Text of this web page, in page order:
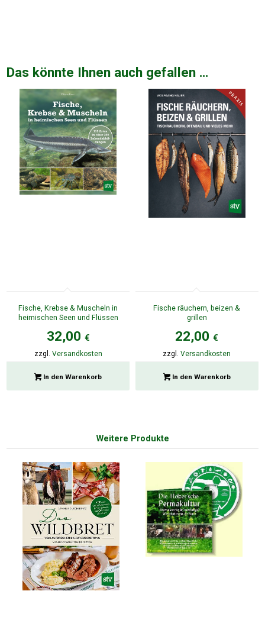
Das könnte Ihnen auch gefallen …
Fische, Krebse & Muscheln in
heimischen Seen und Flüssen
32,00 €
zzgl. Versandkosten
In den Warenkorb
Fische räuchern, beizen &
grillen
22,00€
zzgl.Versandkosten
In den Warenkorb
Weitere Produkte